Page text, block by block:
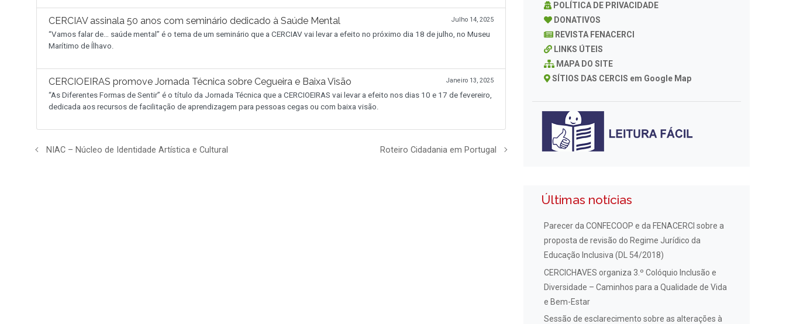
CERCIAV assinala 50 anos com seminário dedicado à Saúde Mental Julho 14, 2025
“Vamos falar de… saúde mental” é o tema de um seminário que a CERCIAV vai levar a efeito no próximo dia 18 de julho, no Museu
Marítimo de Ílhavo.
CERCIOEIRAS promove Jornada Técnica sobre Cegueira e Baixa Visão Janeiro 13, 2025
“As Diferentes Formas de Sentir” é o título da Jornada Técnica que a CERCIOEIRAS vai levar a efeito nos dias 10 e 17 de fevereiro,
dedicada aos recursos de facilitação de aprendizagem para pessoas cegas ou com baixa visão.
NIAC – Núcleo de Identidade Artística e Cultural Roteiro Cidadania em Portugal
POLÍTICA DE PRIVACIDADE
DONATIVOS
REVISTA FENACERCI
LINKS ÚTEIS
MAPA DO SITE
SÍTIOS DAS CERCIS em Google Map
Últimas notícias
Parecer da CONFECOOP e da FENACERCI sobre a
proposta de revisão do Regime Jurídico da
Educação Inclusiva (DL 54/2018)
CERCICHAVES organiza 3.º Colóquio Inclusão e
Diversidade – Caminhos para a Qualidade de Vida
e Bem-Estar
Sessão de esclarecimento sobre as alterações à